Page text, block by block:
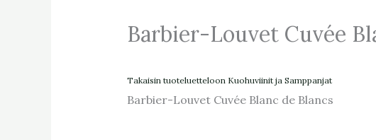
Barbier-Louvet Cuvée
Takaisin tuoteluetteloon Kuohuviinit ja Samppanjat
Barbier-Louvet Cuvée Blanc de Blancs